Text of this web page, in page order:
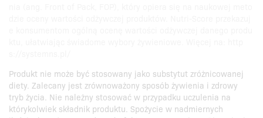
Produkt nie może być stosowany jako substytut zróżnicowanej
diety. Zalecany jest zrównoważony sposób żywienia i zdrowy
tryb życia. Nie należny stosować w przypadku uczulenia na
którykolwiek składnik produktu. Spożycie w nadmiernych